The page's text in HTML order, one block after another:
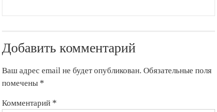
Добавить комментарий
Ваш адрес email не будет опубликован. Обязательные поля
помечены *
Комментарий *